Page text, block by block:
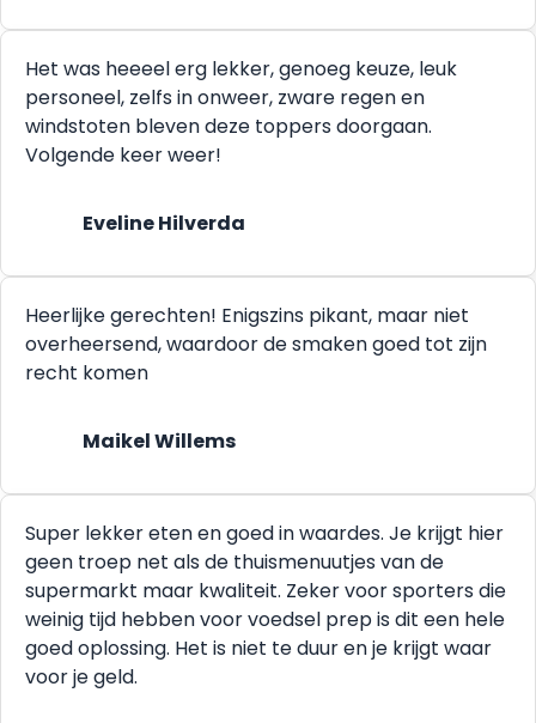
Het was heeeel erg lekker, genoeg keuze, leuk
personeel, zelfs in onweer, zware regen en
windstoten bleven deze toppers doorgaan.
Volgende keer weer!
Eveline Hilverda
Heerlijke gerechten! Enigszins pikant, maar niet
overheersend, waardoor de smaken goed tot zijn
recht komen
Maikel Willems
Super lekker eten en goed in waardes. Je krijgt hier
geen troep net als de thuismenuutjes van de
supermarkt maar kwaliteit. Zeker voor sporters die
weinig tijd hebben voor voedsel prep is dit een hele
goed oplossing. Het is niet te duur en je krijgt waar
voor je geld.